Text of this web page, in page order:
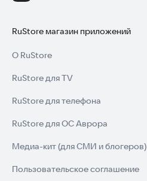
RuStore магазин приложений
О RuStore
RuStore для TV
RuStore для телефона
RuStore для ОС Аврора
Медиа-кит (для СМИ и блогеров)
Пользовательское соглашение